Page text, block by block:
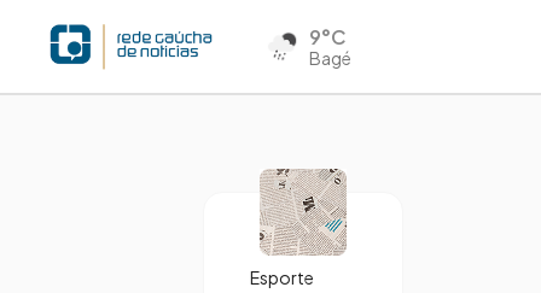
9°C
Bagé
Esporte